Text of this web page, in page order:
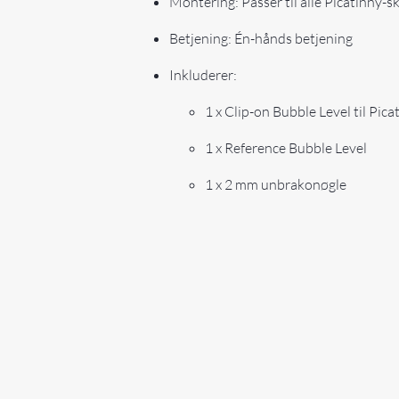
Betjening: Én-hånds betjening
Inkluderer:
1 x Clip-on Bubble Level til
1 x Reference Bubble Level
1 x 2 mm unbrakonøgle